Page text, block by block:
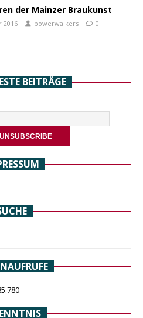
der Mainzer Braukunst
2016 powerwalkers 0
BEITRÄGE